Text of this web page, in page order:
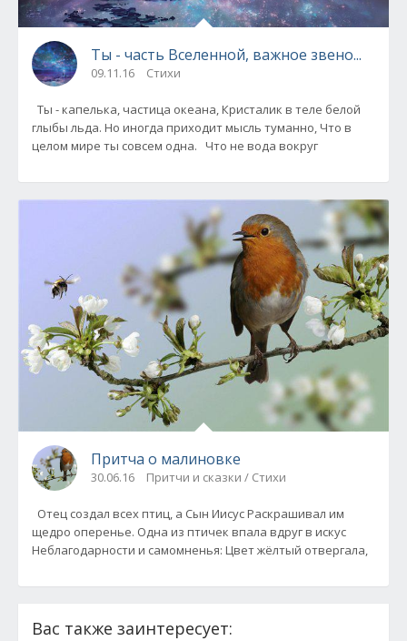
Ты - часть Вселенной, важное звено...
09.11.16 Стихи
Ты - капелька, частица океана, Кристалик в теле белой
глыбы льда. Но иногда приходит мысль туманно, Что в
целом мире ты совсем одна. Что не вода вокруг
Притча о малиновке
30.06.16 Притчи и сказки / Стихи
Отец создал всех птиц, а Сын Иисус Раскрашивал им
щедро оперенье. Одна из птичек впала вдруг в искус
Неблагодарности и самомненья: Цвет жёлтый отвергала,
Вас также заинтересует: